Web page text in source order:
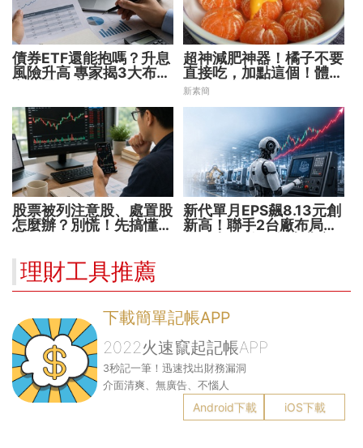
債券ETF還能抱嗎？升息
風險升高 專家揭3大布局
超神減肥神器！橘子不要
直接吃，加點這個！體重
天天下降
新素簡
股票被列注意股、處置股
怎麼辦？別慌！先搞懂背
新代單月EPS飆8.13元創
新高！聯手2台廠布局機
理財工具推薦
下載簡單記帳APP
2022火速竄起記帳APP
3秒記一筆！迅速找出財務漏洞
介面清爽、無廣告、不惱人
Android下載 iOS下載